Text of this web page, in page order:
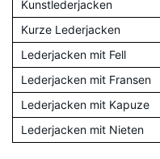
Kunstlederjacken
Kurze Lederjacken
Lederjacken mit Fell
Lederjacken mit Fransen
Lederjacken mit Kapuze
Lederjacken mit Nieten